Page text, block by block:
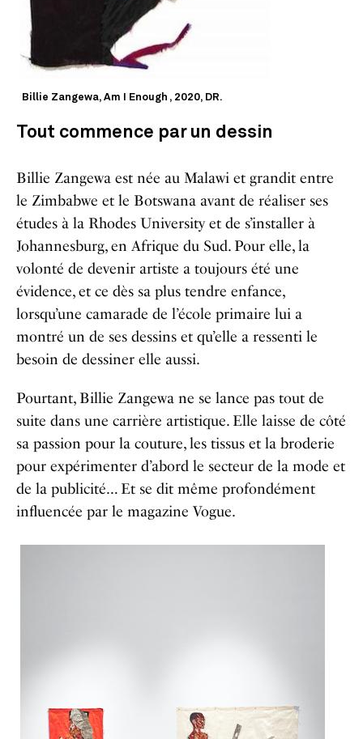
Billie Zangewa, Am I Enough , 2020, DR.
Tout commence par un dessin
Billie Zangewa est née au Malawi et grandit entre
le Zimbabwe et le Botswana avant de réaliser ses
études à la Rhodes University et de s’installer à
Johannesburg, en Afrique du Sud. Pour elle, la
volonté de devenir artiste a toujours été une
évidence, et ce dès sa plus tendre enfance,
lorsqu’une camarade de l’école primaire lui a
montré un de ses dessins et qu’elle a ressenti le
besoin de dessiner elle aussi.
Pourtant, Billie Zangewa ne se lance pas tout de
suite dans une carrière artistique. Elle laisse de côté
sa passion pour la couture, les tissus et la broderie
pour expérimenter d’abord le secteur de la mode et
de la publicité… Et se dit même profondément
influencée par le magazine Vogue.